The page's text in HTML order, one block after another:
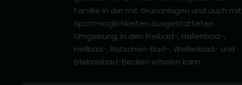
Familie in der mit Grünanlagen und auch mit
Sportmöglichkeiten ausgestatteten
Umgebung, in den Freibad-, Hallenbad-,
Heilbad-, Rutschen-Bad-, Wellenbad- und
Erlebnisbad-Becken erholen kann.